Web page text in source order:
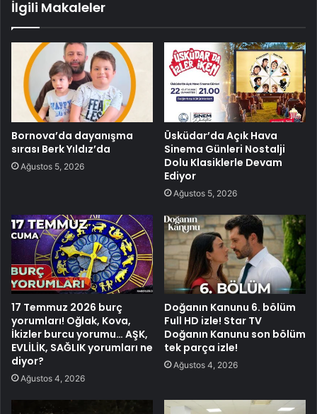
İlgili Makaleler
Bornova’da dayanışma
sırası Berk Yıldız’da
Ağustos 5, 2026
Üsküdar’da Açık Hava
Sinema Günleri Nostalji
Dolu Klasiklerle Devam
Ediyor
Ağustos 5, 2026
17 Temmuz 2026 burç
yorumları! Oğlak, Kova,
İkizler burcu yorumu… AŞK,
EVLİLİK, SAĞLIK yorumları ne
diyor?
Ağustos 4, 2026
Doğanın Kanunu 6. bölüm
Full HD izle! Star TV
Doğanın Kanunu son bölüm
tek parça izle!
Ağustos 4, 2026